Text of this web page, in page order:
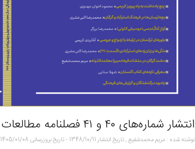
انتشار شماره‌های ۴۰ و ۴۱ فصلنامه مطالعات فرهنگی میرداماد
نوشته شده : مریم محمدشفیع ,تاریخ انتشار 1348/10/11
-تاریخ بروزرسانی 1405/01/08